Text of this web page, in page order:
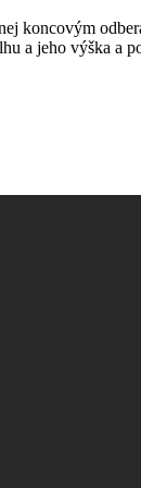
koncovým
a jeho výška a